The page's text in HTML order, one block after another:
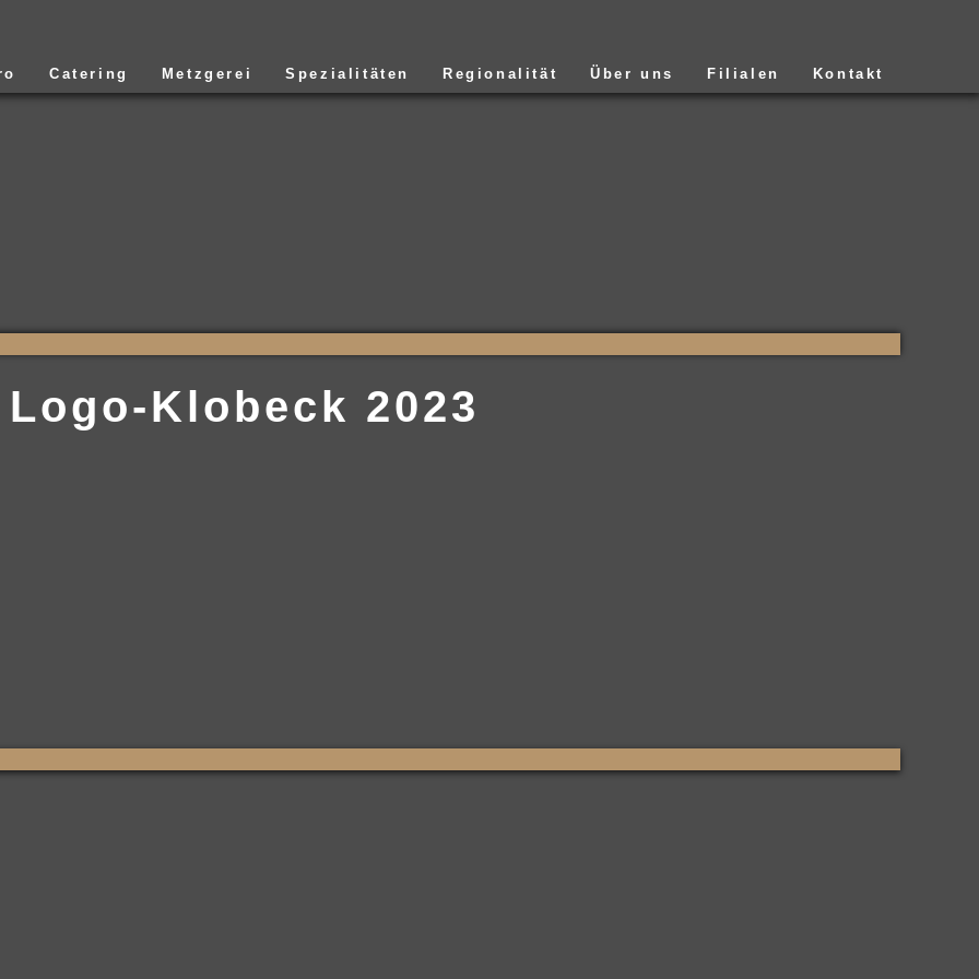
Catering Metzgerei Spezialitäten Regionalität Über uns Filialen Kontakt
Logo-Klobeck 2023